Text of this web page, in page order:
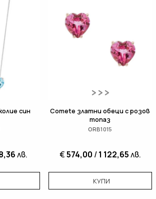
син
лв.
Comete златни обеци с розов
топаз
ORB1015
€574,00 /1 122,65лв.
КУПИ